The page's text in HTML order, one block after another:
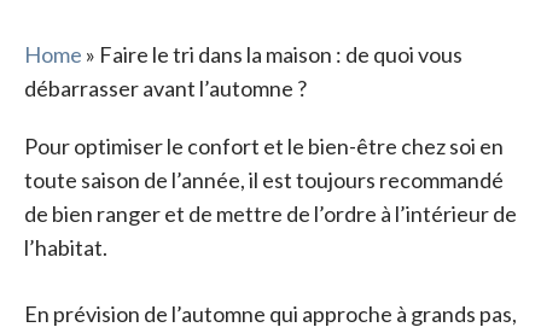
Home » Faire le tri dans la maison : de quoi vous
débarrasser avant l’automne ?
Pour optimiser le confort et le bien-être chez soi en
toute saison de l’année, il est toujours recommandé
de bien ranger et de mettre de l’ordre à l’intérieur de
l’habitat.
En prévision de l’automne qui approche à grands pas,